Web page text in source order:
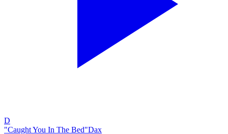
D
"Caught You In The Bed"Dax